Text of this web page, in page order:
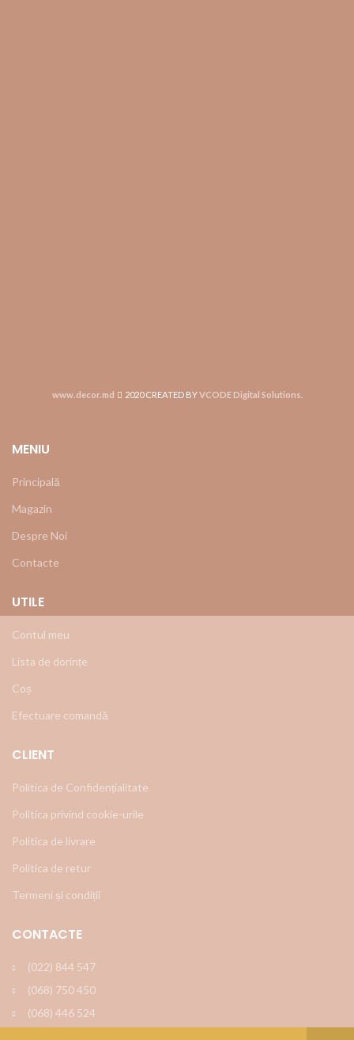
www.decor.md 2020 CREATED BYVCODE Digital Solutions
MENIU
Principală
Magazin
Despre Noi
Contacte
UTILE
Contul meu
Lista de dorințe
Coș
Efectuare comandă
CLIENT
Politica de Confidențialitate
Politica privind cookie-urile
Politica de livrare
Politica de retur
Termeni și condiții
CONTACTE
(022) 844 547
(068) 750 450
(068) 446 524